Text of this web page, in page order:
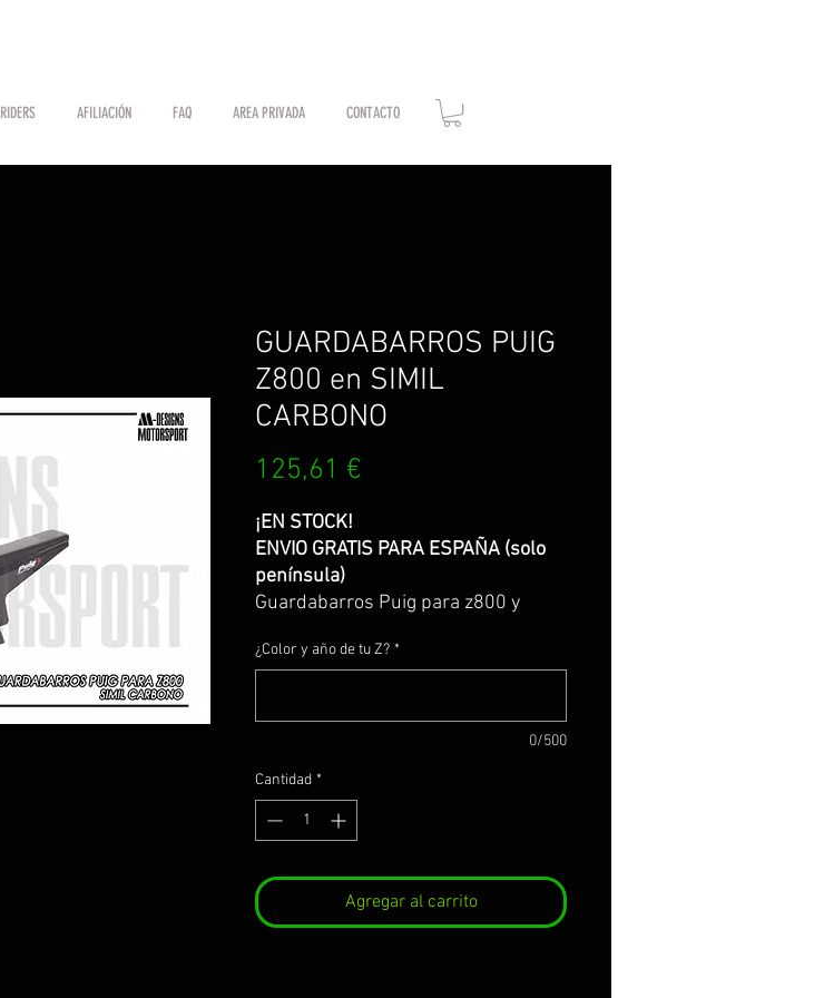
RIDERS AFILIACIÓN FAQ AREA PRIVADA CONTACTO
GUARDABARROS PUIG
Z800 en SIMIL
CARBONO
125,61 €
¡EN STOCK!
ENVIO GRATIS PARA ESPAÑA (solo
península)
Guardabarros Puig para z800 y
Fabricado en plastico ABS / simil
y homologación (la decoración M-
a parte)
¿Color y año de tu Z? *
0/500
Cantidad *
Agregar al carrito